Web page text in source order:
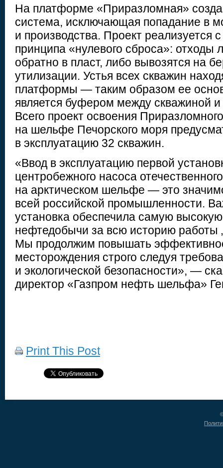
На платформе «Приразломная»
система, исключающая попадание в
и производства. Проект реализуется
принципа «нулевого сброса»: отходы
обратно в пласт, либо вывозятся на
утилизации. Устья всех скважин
платформы — таким образом ее
является буфером между скважиной
Всего проект освоения
на шельфе Печорского моря
в эксплуатацию 32 скважин.
«Ввод в эксплуатацию первой
центробежного насоса
на арктическом шельфе — это
всей российской промышленности.
установка обеспечила самую
нефтедобычи за всю историю работы
Мы продолжим повышать
месторождения строго следуя
и экологической безопасности», —
директор «Газпром нефть шельфа»
Print This Post